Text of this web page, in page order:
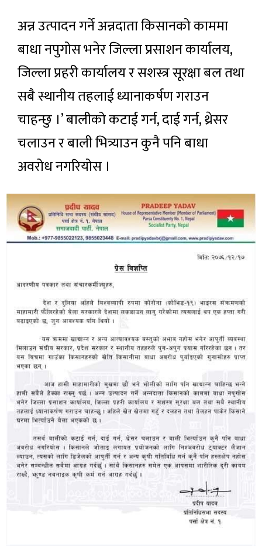
अन्न उत्पादन गर्ने अन्नदाता किसानको काममा
बाधा नपुगोस भनेर जिल्ला प्रसाशन कार्यालय,
जिल्ला प्रहरी कार्यालय र सशस्त्र सूरक्षा बल तथा
सबै स्थानीय तहलाई ध्यानाकर्षण गराउन
चाहन्छु ।’ बालीको कटाई गर्न, दाई गर्न, थ्रेसर
चलाउन र बाली भित्र्याउन कुनै पनि बाधा
अवरोध नगरियोस ।